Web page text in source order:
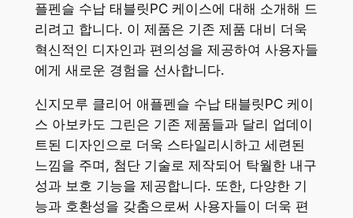
플펜슬 수납 태블릿PC 케이스에 대해 소개해 드
리려고 합니다. 이 제품은 기존 제품 대비 더욱
혁신적인 디자인과 편의성을 제공하여 사용자들
에게 새로운 경험을 선사합니다.
신지모루 클리어 애플펜슬 수납 태블릿PC 케이
스 아보카도 그린은 기존 제품들과 달리 업데이
트된 디자인으로 더욱 스타일리시하고 세련된
느낌을 주며, 첨단 기술로 제작되어 탁월한 내구
성과 보호 기능을 제공합니다. 또한, 다양한 기
능과 호환성을 갖춤으로써 사용자들이 더욱 편